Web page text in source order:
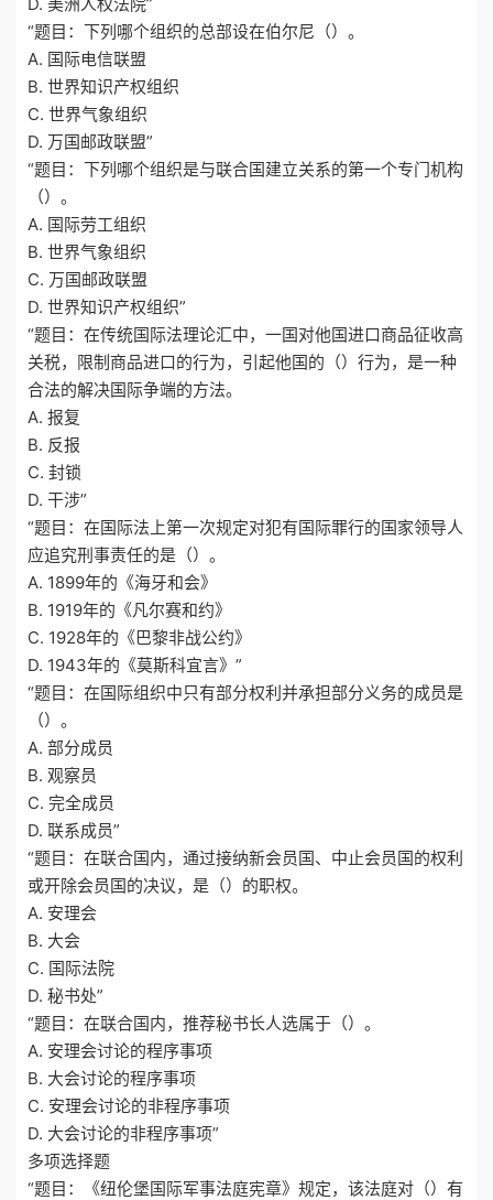
“题目：下列哪个组织的总部设在伯尔尼（）。
A. 国际电信联盟
B. 世界知识产权组织
C. 世界气象组织
D. 万国邮政联盟”
“题目：下列哪个组织是与联合国建立关系的第一个专门机构
（）。
A. 国际劳工组织
B. 世界气象组织
C. 万国邮政联盟
D. 世界知识产权组织”
“题目：在传统国际法理论汇中，一国对他国进口商品征收高
关税，限制商品进口的行为，引起他国的（）行为，是一种
合法的解决国际争端的方法。
A. 报复
B. 反报
C. 封锁
D. 干涉”
“题目：在国际法上第一次规定对犯有国际罪行的国家领导人
应追究刑事责任的是（）。
A. 1899年的《海牙和会》
B. 1919年的《凡尔赛和约》
C. 1928年的《巴黎非战公约》
D. 1943年的《莫斯科宜言》”
“题目：在国际组织中只有部分权利并承担部分义务的成员是
（）。
A. 部分成员
B. 观察员
C. 完全成员
D. 联系成员”
“题目：在联合国内，通过接纳新会员国、中止会员国的权利
或开除会员国的决议，是（）的职权。
A. 安理会
B. 大会
C. 国际法院
D. 秘书处”
“题目：在联合国内，推荐秘书长人选属于（）。
A. 安理会讨论的程序事项
B. 大会讨论的程序事项
C. 安理会讨论的非程序事项
D. 大会讨论的非程序事项”
多项选择题
“题目：《纽伦堡国际军事法庭宪章》规定，该法庭对（）有